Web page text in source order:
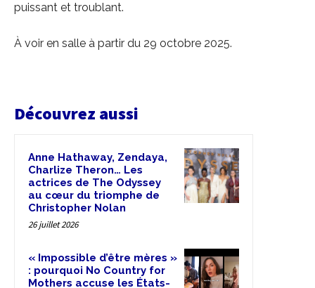
puissant et troublant.
À voir en salle à partir du 29 octobre 2025.
Découvrez aussi
Anne Hathaway, Zendaya,
Charlize Theron… Les
actrices de The Odyssey
au cœur du triomphe de
Christopher Nolan
26 juillet 2026
« Impossible d’être mères »
: pourquoi No Country for
Mothers accuse les États-